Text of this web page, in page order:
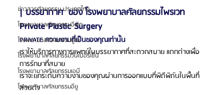
ข่าวสารศัลยกรรม ประเทศไทย
โรงพยาบาลศัลยกรรมอีพิก
โรงพยาบาลศัลยกรรมยูโน
โรงพยาบาลศัลยกรรมวันเปอร์เซ็น
โรงพยาบาลศัลยกรรมเอบี
โรงพยาบาลศัลยกรรมอียู
| บรรยากาศ  ของ โรงพยาบาลศัลยกรรมไพรเวท
Private Plastic Surgery
PRIVATE ความงามที่เป็นของคุณเท่านั้น
เราให้บริการทางการแพทย์ในบรรยากาศที่สะดวกสบาย แตกต่างเพื่อ
การรักษาที่สบาย
เราจะยกระดับความงามของคุณผ่านการออกแบบที่พิถีพิถันในพื้นที่
ส่วนตัว